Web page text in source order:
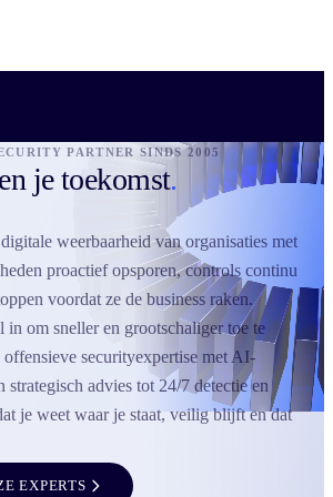
& Response
IR
PARTNER SINDS 2005
je toekomst.
weerbaarheid van organisaties met
proactief opsporen, controls continu
voordat ze de business raken.
in om sneller en grootschaliger toe te
securityexpertise met AI-
strategisch advies tot 24/7 detectie en
je weet waar je staat, veilig blijft en dat
EXPERTS